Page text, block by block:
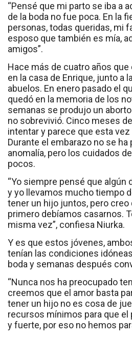
“Pensé que mi parto se iba a
de la boda no fue poca. En la
personas, todas queridas, mi
esposo que también es mía,
amigos”.
Hace más de cuatro años
en la casa de Enrique, junto a
abuelos. En enero pasado el
quedó en la memoria de los
semanas se produjo un
no sobrevivió. Cinco meses
intentar y parece que esta
Durante el embarazo no se
anomalía, pero los cuidados
pocos.
“Yo siempre pensé que algún
y yo llevamos mucho tiempo
tener un hijo juntos, pero creo
primero debíamos casarnos.
misma vez”, confiesa Niurka.
Y es que estos jóvenes,
tenían las condiciones
boda y semanas después
“Nunca nos ha preocupado
creemos que el amor basta
tener un hijo no es cosa de
recursos mínimos para que
y fuerte, por eso no hemos